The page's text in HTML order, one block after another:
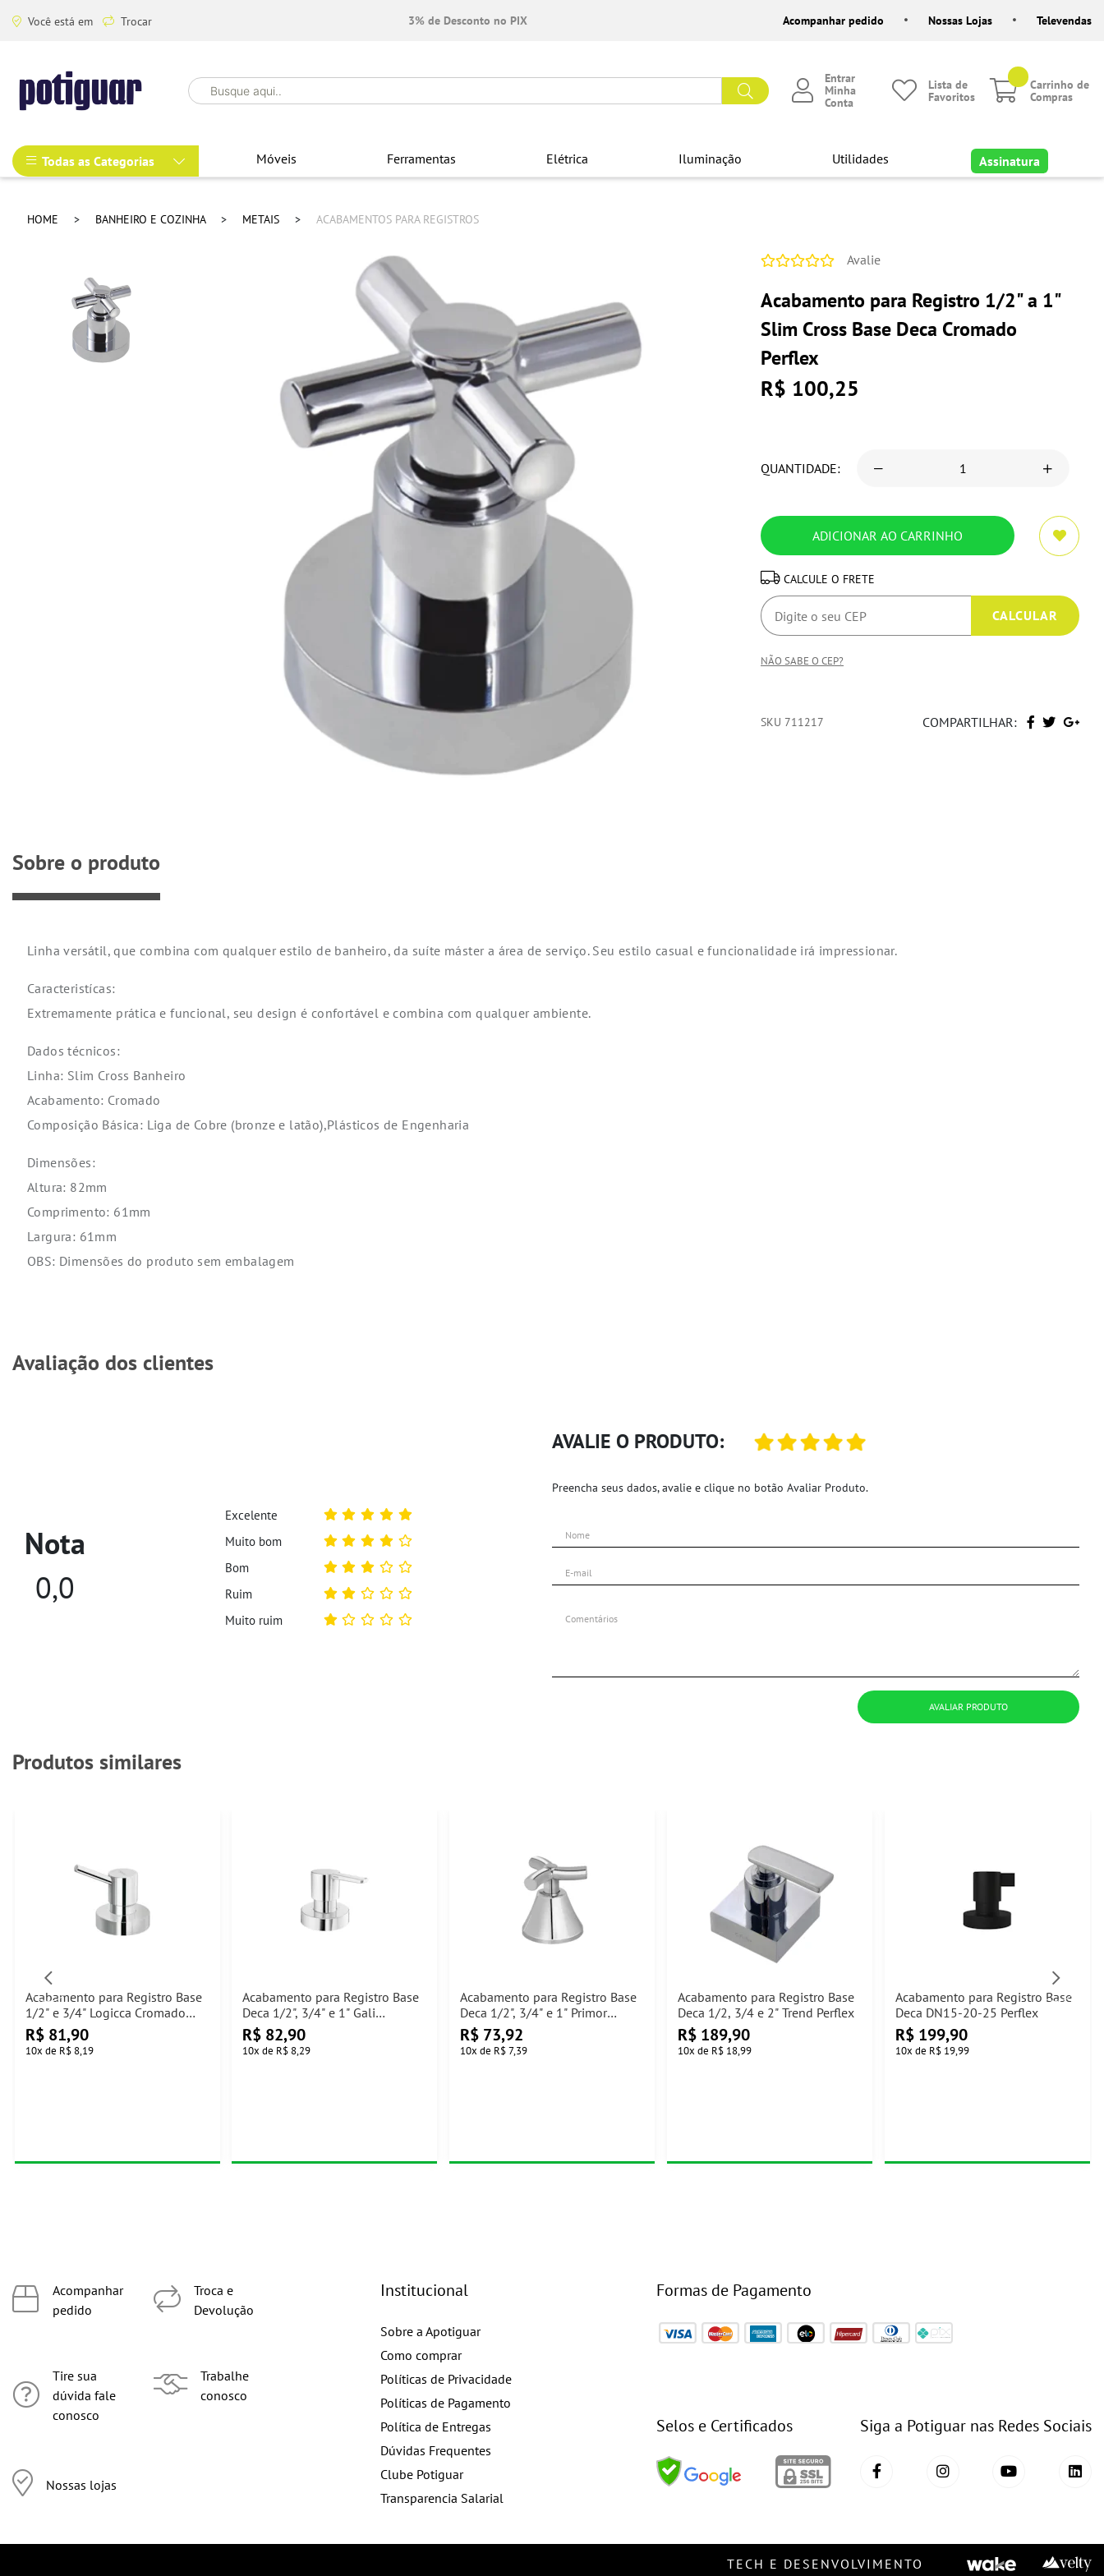
Você está em Trocar 3% de Desconto no PIX Acompanhar pedido Nossas Lojas Televendas
Entrar
Minha
Conta
Lista de
Favoritos
Carrinho de
Compras
Todas as Categorias Móveis Ferramentas Elétrica Iluminação Utilidades Assinatura
HOME BANHEIRO E COZINHA METAIS ACABAMENTOS PARA REGISTROS
Avalie
Acabamento para Registro 1/2" a 1"
Slim Cross Base Deca Cromado
Perflex
R$ 100,25
QUANTIDADE:
CALCULE O FRETE
NÃO SABE O CEP?
SKU 711217 COMPARTILHAR:
Sobre o produto
Linha versátil, que combina com qualquer estilo de banheiro, da suíte máster a área de serviço. Seu estilo casual e funcionalidade irá impressionar.
Caracteristícas:
Extremamente prática e funcional, seu design é confortável e combina com qualquer ambiente.
Dados técnicos:
Linha: Slim Cross Banheiro
Acabamento: Cromado
Composição Básica: Liga de Cobre (bronze e latão),Plásticos de Engenharia
Dimensões:
Altura: 82mm
Comprimento: 61mm
Largura: 61mm
OBS: Dimensões do produto sem embalagem
Avaliação dos clientes
AVALIE O PRODUTO:
Preencha seus dados, avalie e clique no botão Avaliar Produto.
AVALIAR PRODUTO
Nota
0,0
Excelente
Muito bom
Bom
Ruim
Muito ruim
Produtos similares
Acabamento para Registro Base
1/2" e 3/4" Logicca Cromado
Docol
R$ 81,90
10x de R$ 8,19
Acabamento para Registro Base
Deca 1/2", 3/4" e 1" Gali
Cromado Docol
R$ 82,90
10x de R$ 8,29
Acabamento para Registro Base
Deca 1/2", 3/4" e 1" Primor
Cromado Docol
R$ 73,92
10x de R$ 7,39
Acabamento para Registro Base
Deca 1/2, 3/4 e 2" Trend Perflex
R$ 189,90
10x de R$ 18,99
Acabamento para Registro Base
Deca DN15-20-25 Perflex
R$ 199,90
10x de R$ 19,99
Acompanhar
pedido
Tire sua
dúvida fale
conosco
Nossas lojas
Troca e
Devolução
Trabalhe
conosco
Institucional
Sobre a Apotiguar
Como comprar
Políticas de Privacidade
Políticas de Pagamento
Política de Entregas
Dúvidas Frequentes
Clube Potiguar
Transparencia Salarial
Formas de Pagamento
Selos e Certificados Siga a Potiguar nas Redes Sociais
TECH E DESENVOLVIMENTO